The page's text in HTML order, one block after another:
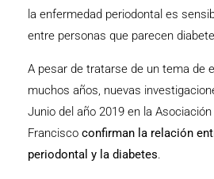
la enfermedad periodontal es
entre personas que parecen
A pesar de tratarse de un tema de
muchos años, nuevas
Junio del año 2019 en la
Francisco confirman la relación
periodontal y la diabetes.